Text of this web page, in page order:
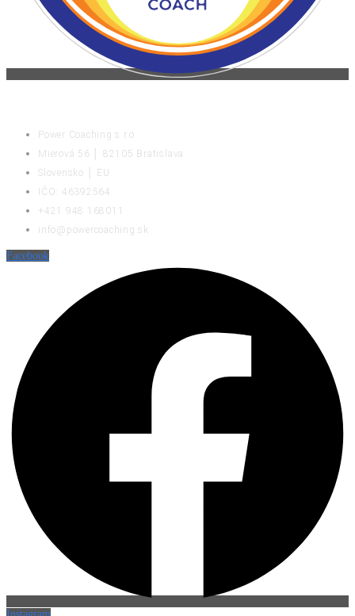
Power Coaching s.r.o.
Mierová 56 │ 82105 Bratislava
Slovensko │ EU
IČO: 46392564
+421 948 168011
info@powercoaching.sk
Facebook